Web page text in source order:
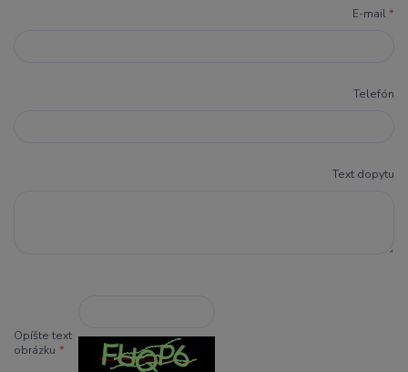
E-mail*
Telefón
Text dopytu
Opíšte text
obrázku *